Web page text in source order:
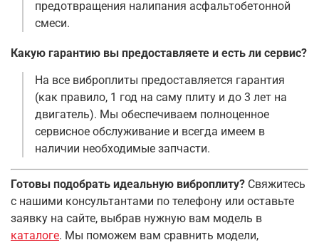
предотвращения налипания асфальтобетонной
смеси.
Какую гарантию вы предоставляете и есть ли сервис?
На все виброплиты предоставляется гарантия
(как правило, 1 год на саму плиту и до 3 лет на
двигатель). Мы обеспечиваем полноценное
сервисное обслуживание и всегда имеем в
наличии необходимые запчасти.
Готовы подобрать идеальную виброплиту? Свяжитесь
с нашими консультантами по телефону или оставьте
заявку на сайте, выбрав нужную вам модель в
каталоге. Мы поможем вам сравнить модели,